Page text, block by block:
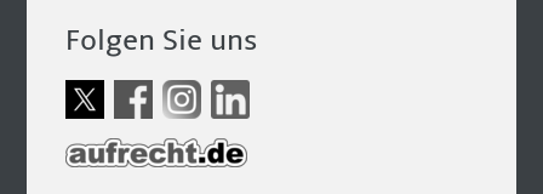
Folgen Sie uns